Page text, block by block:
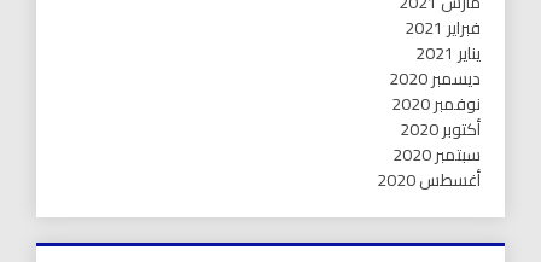
فبراير 2021
يناير 2021
ديسمبر 2020
نوفمبر 2020
أكتوبر 2020
سبتمبر 2020
أغسطس 2020